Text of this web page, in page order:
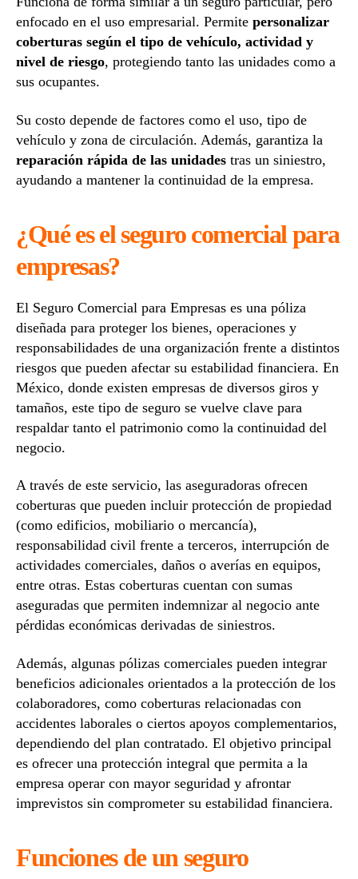
enfocado en el uso empresarial. Permite personalizar
coberturas según el tipo de vehículo, actividad y
nivel de riesgo, protegiendo tanto las unidades como a
sus ocupantes.
Su costo depende de factores como el uso, tipo de
vehículo y zona de circulación. Además, garantiza la
reparación rápida de las unidades tras un siniestro,
ayudando a mantener la continuidad de la empresa.
¿Qué es el seguro comercial para
empresas?
El Seguro Comercial para Empresas es una póliza
diseñada para proteger los bienes, operaciones y
responsabilidades de una organización frente a distintos
riesgos que pueden afectar su estabilidad financiera. En
México, donde existen empresas de diversos giros y
tamaños, este tipo de seguro se vuelve clave para
respaldar tanto el patrimonio como la continuidad del
negocio.
A través de este servicio, las aseguradoras ofrecen
coberturas que pueden incluir protección de propiedad
(como edificios, mobiliario o mercancía),
responsabilidad civil frente a terceros, interrupción de
actividades comerciales, daños o averías en equipos,
entre otras. Estas coberturas cuentan con sumas
aseguradas que permiten indemnizar al negocio ante
pérdidas económicas derivadas de siniestros.
Además, algunas pólizas comerciales pueden integrar
beneficios adicionales orientados a la protección de los
colaboradores, como coberturas relacionadas con
accidentes laborales o ciertos apoyos complementarios,
dependiendo del plan contratado. El objetivo principal
es ofrecer una protección integral que permita a la
empresa operar con mayor seguridad y afrontar
imprevistos sin comprometer su estabilidad financiera.
Funciones de un seguro